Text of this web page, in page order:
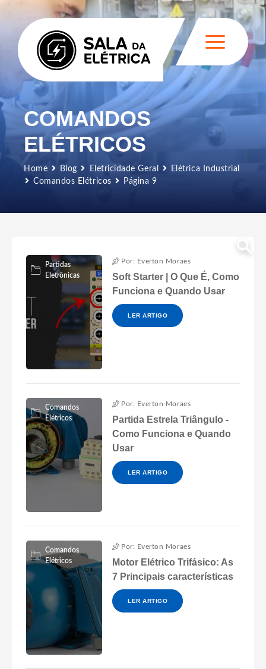
Home Blog Eletricidade Geral
Elétrica Industrial
Comandos Elétricos
Página 9
COMANDOS
ELÉTRICOS
Partidas
Eletrônicas
Por: Everton Moraes
Soft Starter | O Que É, Como
Funciona e Quando Usar
LER ARTIGO
Comandos
Elétricos
Por: Everton Moraes
Partida Estrela Triângulo -
Como Funciona e Quando
Usar
LER ARTIGO
Comandos
Elétricos
Por: Everton Moraes
Motor Elétrico Trifásico: As
7 Principais características
LER ARTIGO